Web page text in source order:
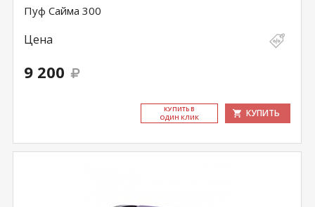
Пуф Сайма 300
Цена
9 200
КУ­ПИТЬ В
ОДИН КЛИК
КУПИТЬ